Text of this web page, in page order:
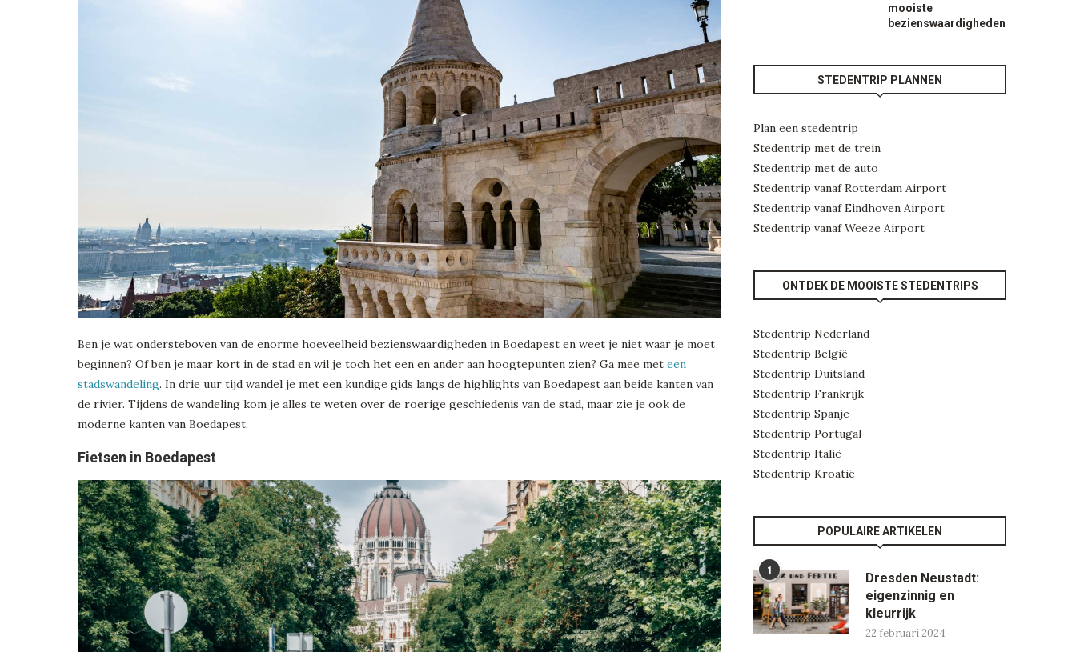
Ben je wat ondersteboven van de enorme hoeveelheid bezienswaardigheden in Boedapest en weet je niet waar je moet
beginnen? Of ben je maar kort in de stad en wil je toch het een en ander aan hoogtepunten zien? Ga mee met een
stadswandeling. In drie uur tijd wandel je met een kundige gids langs de highlights van Boedapest aan beide kanten van
de rivier. Tijdens de wandeling kom je alles te weten over de roerige geschiedenis van de stad, maar zie je ook de
moderne kanten van Boedapest.
Fietsen in Boedapest
mooiste
bezienswaardigheden
STEDENTRIP PLANNEN
Plan een stedentrip
Stedentrip met de trein
Stedentrip met de auto
Stedentrip vanaf Rotterdam Airport
Stedentrip vanaf Eindhoven Airport
Stedentrip vanaf Weeze Airport
ONTDEK DE MOOISTE STEDENTRIPS
Stedentrip Nederland
Stedentrip België
Stedentrip Duitsland
Stedentrip Frankrijk
Stedentrip Spanje
Stedentrip Portugal
Stedentrip Italië
Stedentrip Kroatië
POPULAIRE ARTIKELEN
1
Dresden Neustadt:
eigenzinnig en
kleurrijk
22 februari 2024